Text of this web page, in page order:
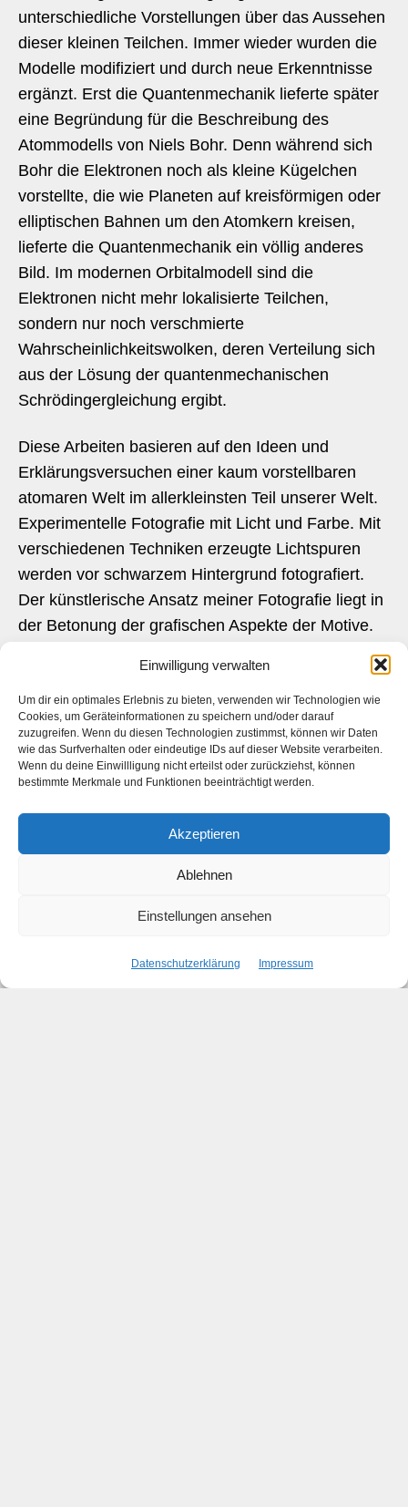
Einwilligung verwalten
Um dir ein optimales Erlebnis zu bieten, verwenden wir Technologien wie
Cookies, um Geräteinformationen zu speichern und/oder darauf
zuzugreifen. Wenn du diesen Technologien zustimmst, können wir Daten
wie das Surfverhalten oder eindeutige IDs auf dieser Website verarbeiten.
Wenn du deine Einwillligung nicht erteilst oder zurückziehst, können
bestimmte Merkmale und Funktionen beeinträchtigt werden.
Akzeptieren
Ablehnen
Einstellungen ansehen
Datenschutzerklärung Impressum
unterschiedliche Vorstellungen über das Aussehen
dieser kleinen Teilchen. Immer wieder wurden die
Modelle modifiziert und durch neue Erkenntnisse
ergänzt. Erst die Quantenmechanik lieferte später
eine Begründung für die Beschreibung des
Atommodells von Niels Bohr. Denn während sich
Bohr die Elektronen noch als kleine Kügelchen
vorstellte, die wie Planeten auf kreisförmigen oder
elliptischen Bahnen um den Atomkern kreisen,
lieferte die Quantenmechanik ein völlig anderes
Bild. Im modernen Orbitalmodell sind die
Elektronen nicht mehr lokalisierte Teilchen,
sondern nur noch verschmierte
Wahrscheinlichkeitswolken, deren Verteilung sich
aus der Lösung der quantenmechanischen
Schrödingergleichung ergibt.
Diese Arbeiten basieren auf den Ideen und
Erklärungsversuchen einer kaum vorstellbaren
atomaren Welt im allerkleinsten Teil unserer Welt.
Experimentelle Fotografie mit Licht und Farbe. Mit
verschiedenen Techniken erzeugte Lichtspuren
werden vor schwarzem Hintergrund fotografiert.
Der künstlerische Ansatz meiner Fotografie liegt in
der Betonung der grafischen Aspekte der Motive.
Ich möchte Fotografie als künstlerisches Medium
herauszustellen, mithilfe von Abstraktion und
Verdichtung, ohne technische Manipulation. In der
Erzeugung grafischer Fotografie ist wichtig, dass
das Ursprüngliche an der Fotografie erhalten bleibt
und nicht digital verändert wird.